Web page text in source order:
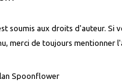
soumis aux droits d'auteur. Si
merci de toujours mentionner
Spoonflower